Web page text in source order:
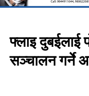
फ्लाइ दुबईलाई
सञ्चालन गर्ने